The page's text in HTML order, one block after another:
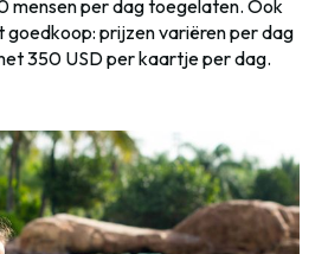
mensen per dag toegelaten. Ook
goedkoop: prijzen variëren per dag
350 USD per kaartje per dag.